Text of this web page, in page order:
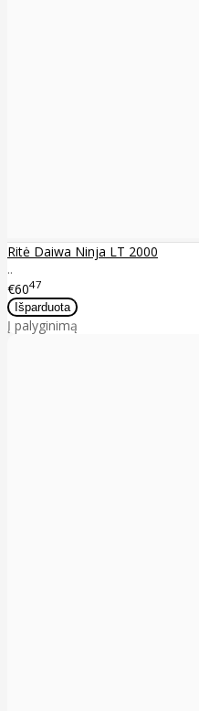
Ritė Daiwa Ninja LT 2000
..
€6047
Į palyginimą